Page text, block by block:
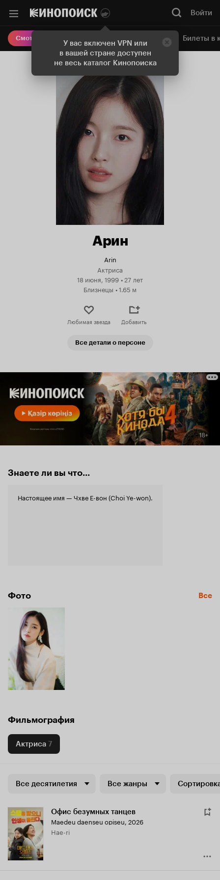
У вас включен VPN или
в вашей стране доступен
не весь каталог Кинопоиска
Войти
Смотреть кино Онлайн-кинотеатр Билеты в
Арин
Arin
Актриса
18 июня, 1999 •27 лет
Близнецы •1.65 м
Любимая звезда Добавить
Все детали о персоне
Знаете ли вы что...
Настоящее имя — Чхве Е-вон (Choi Ye-won).
Фото Все
Фильмография
Актриса 7
Все десятилетия Все жанры
Офис безумных танцев
Maedeu daenseu opiseu, 2026
Hae-ri